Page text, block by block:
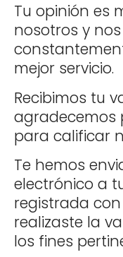
Tu opinión es
nosotros y
mejor servicio.
Recibimos tu
agradecemos
para calificar
Te hemos
electrónico a
registrada
realizaste la
los fines